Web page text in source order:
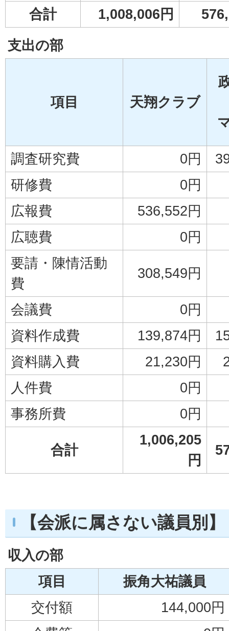
合計
1,008,006円
支出の部
項目 天翔クラブ
調査研究費 0円
研修費
0円
広報費
536,552円
広聴費
0円
要請・陳情活動
費
308,549円
会議費
0円
資料作成費
139,874円
資料購入費
21,230円
人件費
0円
事務所費
0円
合計
1,006,205
円
【会派に属さない議員別
収入の部
項目
振角大祐議員
交付額
144,000円